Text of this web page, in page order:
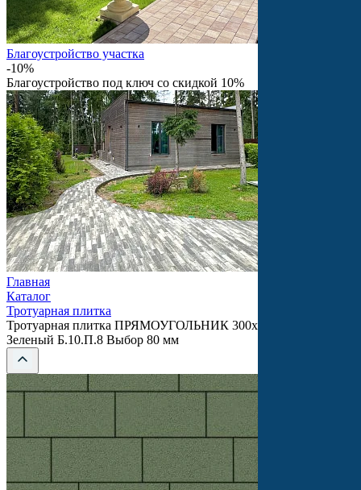
Благоустройство участка
-10%
Благоустройство под ключ со скидкой 10%
Главная
Каталог
Тротуарная плитка
Тротуарная плитка ПРЯМОУГОЛЬНИК 300х150 Стандарт
Зеленый Б.10.П.8 Выбор 80 мм